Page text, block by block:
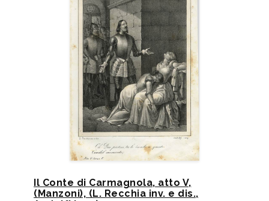
Il Conte di Carmagnola, atto V,
(Manzoni), (L. Recchia inv. e dis.,